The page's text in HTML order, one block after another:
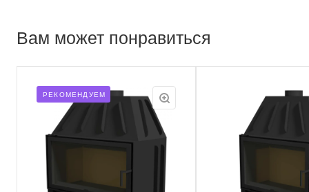
Вам может понравиться
РЕКОМЕНДУЕМ